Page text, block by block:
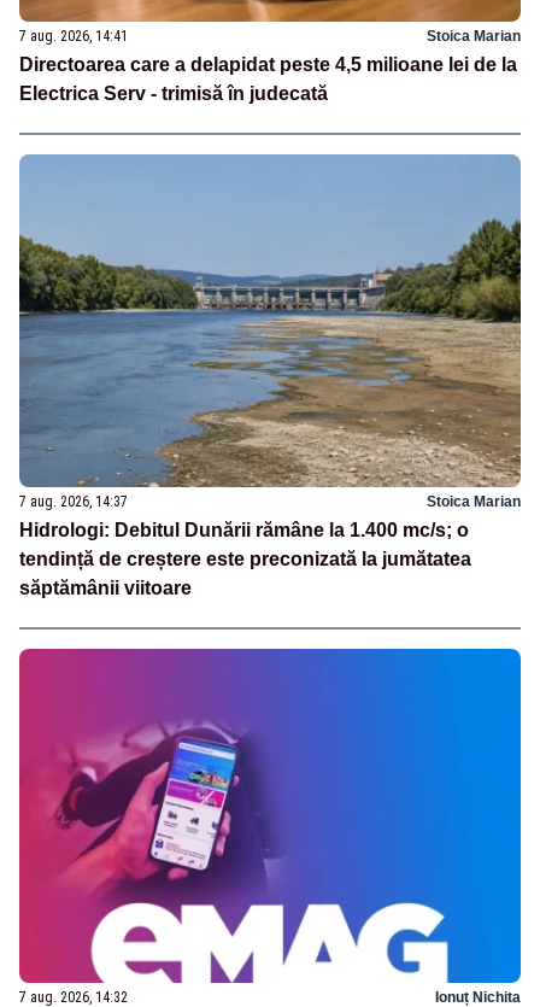
7 aug. 2026, 14:41 Stoica Marian
Directoarea care a delapidat peste 4,5 milioane lei de la
Electrica Serv - trimisă în judecată
7 aug. 2026, 14:37 Stoica Marian
Hidrologi: Debitul Dunării rămâne la 1.400 mc/s; o
tendință de creștere este preconizată la jumătatea
săptămânii viitoare
7 aug. 2026, 14:32 Ionuț Nichita